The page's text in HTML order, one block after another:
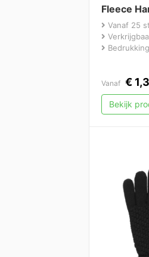
Fleece
Vanaf 25
Vanaf €
Bekijk